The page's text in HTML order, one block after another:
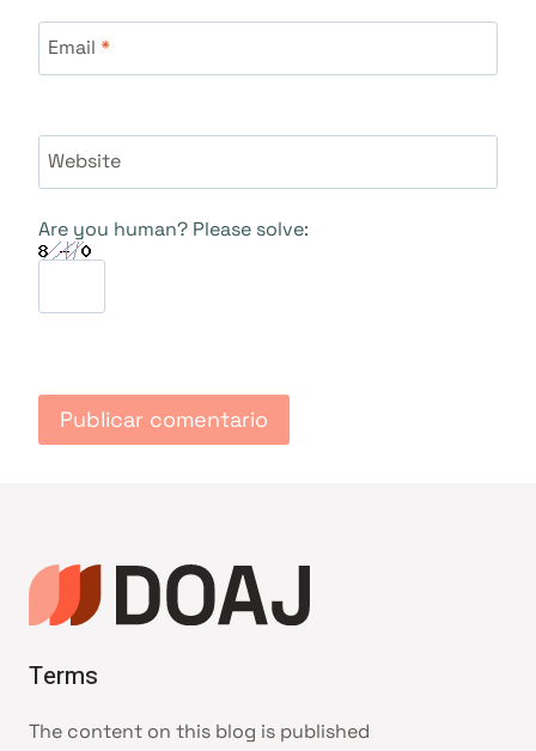
Email *
Website
Are you human? Please solve:
Terms
The content on this blog is published